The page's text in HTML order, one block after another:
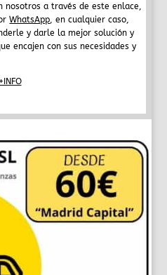
nosotros a través de este enlace,
WhatsApp, en cualquier caso,
y darle la mejor solución y
encajen con sus necesidades y
+INFO